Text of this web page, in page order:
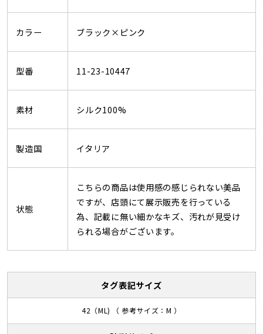
カラー ブラック×ピンク
型番 11-23-10447
素材 シルク100%
製造国 イタリア
状態
こちらの商品は使用感の感じられない美品
ですが、店頭にて展示販売を行っている
為、記載に無い細かなキズ、汚れが見受け
られる場合がございます。
タグ表記サイズ
42（ML) （ 参考サイズ：M ）